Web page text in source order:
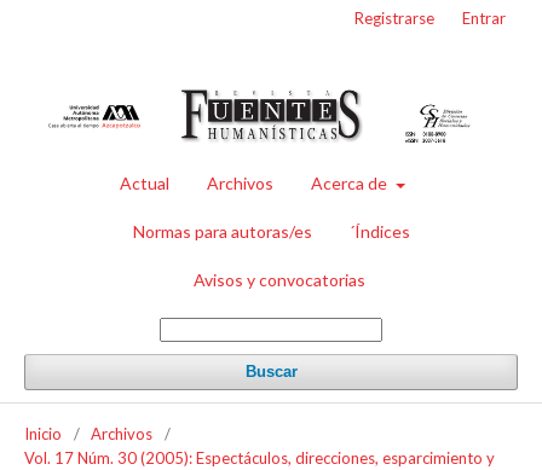
Actual Archivos Acerca de
Normas para autoras/es ´Índices
Avisos y convocatorias
Buscar
Registrarse Entrar
Inicio / Archivos
/
Vol. 17 Núm. 30 (2005): Espectáculos, direcciones, esparcimiento y